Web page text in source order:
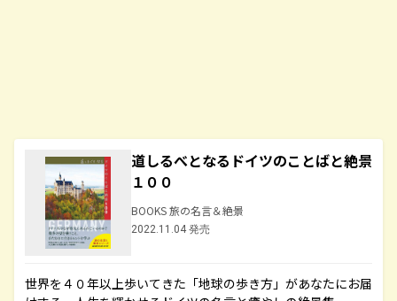
道しるべとなるドイツのことばと絶景
１００
BOOKS 旅の名言＆絶景
2022.11.04 発売
世界を４０年以上歩いてきた「地球の歩き方」があなたにお届